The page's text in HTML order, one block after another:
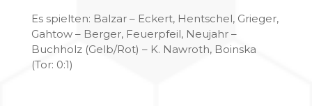
Es spielten: Balzar – Eckert, Hentschel, Grieger,
Gahtow – Berger, Feuerpfeil, Neujahr –
Buchholz (Gelb/Rot) – K. Nawroth, Boinska
(Tor: 0:1)